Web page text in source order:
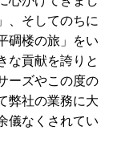
、そしてのちに
碉楼の旅」をい
な貢献を誇りと
ーズやこの度の
弊社の業務に大
儀なくされてい